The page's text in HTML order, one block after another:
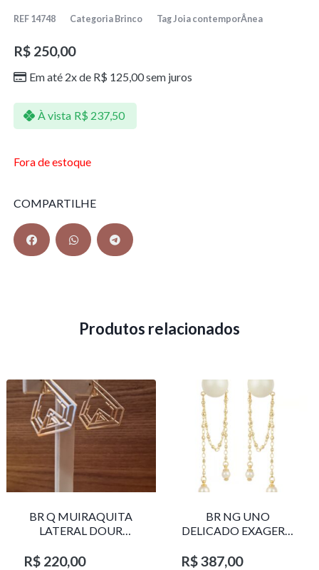
REF 14748 Categoria Brinco Tag Joia contemporÂnea
R$250,00
Em até 2x de R$ 125,00sem juros
À vista R$ 237,50
Fora de estoque
COMPARTILHE
Produtos relacionados
BR Q MUIRAQUITA
LATERAL DOUR
R$ 220,00
BR NG UNO
DELICADO EXAGERO
R$387,00